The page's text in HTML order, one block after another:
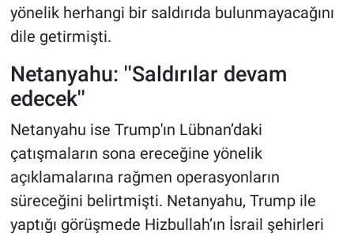
yönelik herhangi bir saldırıda bulunmayacağını
dile getirmişti.
Netanyahu: ''Saldırılar devam
edecek''
Netanyahu ise Trump'ın Lübnan’daki
çatışmaların sona ereceğine yönelik
açıklamalarına rağmen operasyonların
süreceğini belirtmişti. Netanyahu, Trump ile
yaptığı görüşmede Hizbullah’ın İsrail şehirleri